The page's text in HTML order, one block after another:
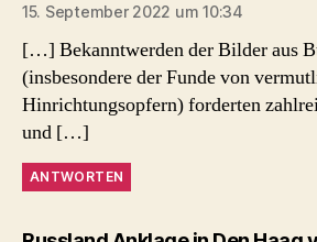
15. September 2022 um 10:34
[…] Bekanntwerden der Bilder aus
(insbesondere der Funde von
Hinrichtungsopfern) forderten
und […]
ANTWORTEN